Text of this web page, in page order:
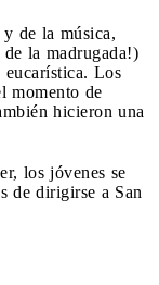
de la música,
la madrugada!)
eucarística. Los
momento de
hicieron una
los jóvenes se
de dirigirse a San